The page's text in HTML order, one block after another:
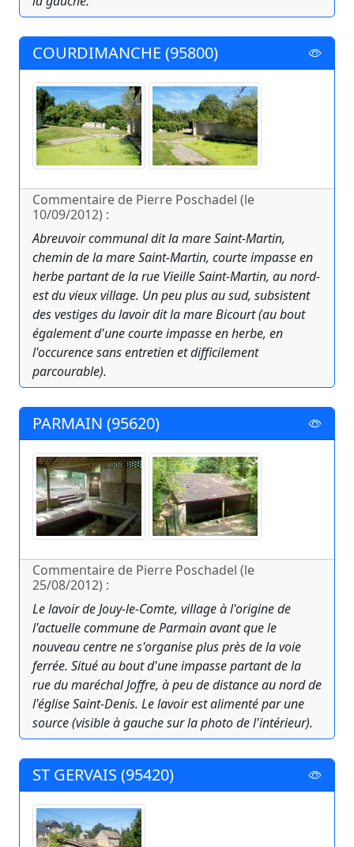
COURDIMANCHE (95800)
Commentaire de Pierre Poschadel (le
10/09/2012) :
Abreuvoir communal dit la mare Saint-Martin,
chemin de la mare Saint-Martin, courte impasse en
herbe partant de la rue Vieille Saint-Martin, au nord-
est du vieux village. Un peu plus au sud, subsistent
des vestiges du lavoir dit la mare Bicourt (au bout
également d'une courte impasse en herbe, en
l'occurence sans entretien et difficilement
parcourable).
PARMAIN (95620)
Commentaire de Pierre Poschadel (le
25/08/2012) :
Le lavoir de Jouy-le-Comte, village à l'origine de
l'actuelle commune de Parmain avant que le
nouveau centre ne s'organise plus près de la voie
ferrée. Situé au bout d'une impasse partant de la
rue du maréchal Joffre, à peu de distance au nord de
l'église Saint-Denis. Le lavoir est alimenté par une
source (visible à gauche sur la photo de l'intérieur).
ST GERVAIS (95420)